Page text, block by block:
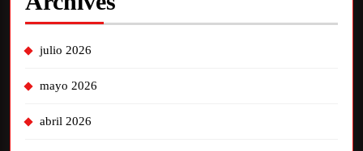
julio 2026
mayo 2026
abril 2026